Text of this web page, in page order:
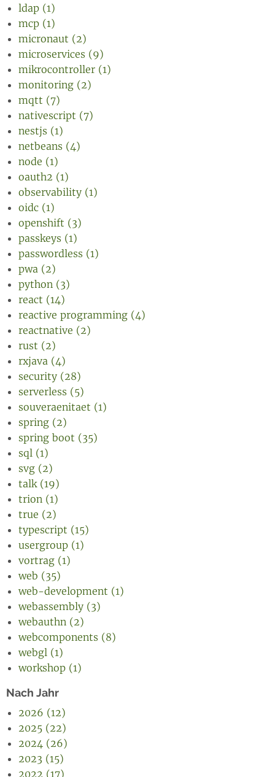
ldap (1)
mcp (1)
micronaut (2)
microservices (9)
mikrocontroller (1)
monitoring (2)
mqtt (7)
nativescript (7)
nestjs (1)
netbeans (4)
node (1)
oauth2 (1)
observability (1)
oidc (1)
openshift (3)
passkeys (1)
passwordless (1)
pwa (2)
python (3)
react (14)
reactive programming (4)
reactnative (2)
rust (2)
rxjava (4)
security (28)
serverless (5)
souveraenitaet (1)
spring (2)
spring boot (35)
sql (1)
svg (2)
talk (19)
trion (1)
true (2)
typescript (15)
usergroup (1)
vortrag (1)
web (35)
web-development (1)
webassembly (3)
webauthn (2)
webcomponents (8)
webgl (1)
workshop (1)
Nach Jahr
2026 (12)
2025 (22)
2024 (26)
2023 (15)
2022 (17)